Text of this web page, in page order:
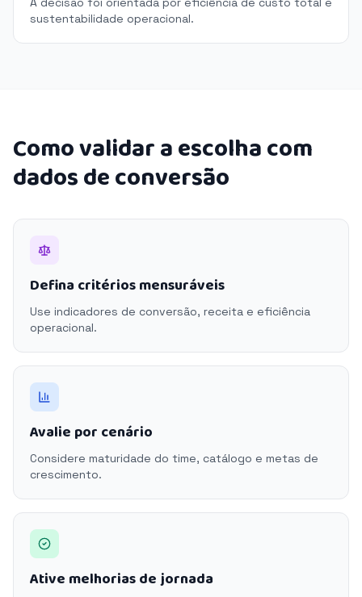
sustentabilidade operacional.
Como validar a escolha com
dados de conversão
Defina critérios mensuráveis
Use indicadores de conversão, receita e eficiência
operacional.
Avalie por cenário
Considere maturidade do time, catálogo e metas de
crescimento.
Ative melhorias de jornada